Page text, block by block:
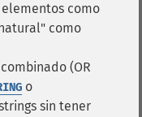
como
como
(OR
o
sin tener